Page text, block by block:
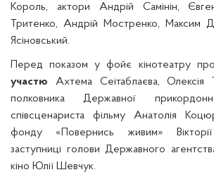
Король, актори Андрій Самінін,
Тритенко, Андрій Мостренко, Максим
Ясіновський.
Перед показом у фойє кінотеатру
участю Ахтема Сеітаблаєва, Олексія
полковника Державної
співсценариста фільму Анатолія
фонду «Повернись живим»
заступниці голови Державного
кіно Юлії Шевчук.